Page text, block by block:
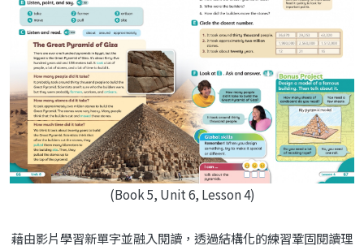
(Book 5, Unit 6, Lesson 4)
藉由影片學習新單字並融入閱讀，透過結構化的練習鞏固閱讀理